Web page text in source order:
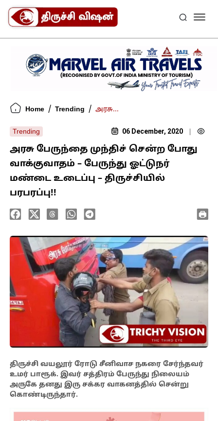
Home / Trending / அரசு...
Trending 06 December, 2020
அரசு பேருந்தை முந்திச் சென்ற போது
வாக்குவாதம் – பேருந்து ஓட்டுநர்
மண்டை உடைப்பு – திருச்சியில்
பரபரப்பு!!
திருச்சி வயலூர் ரோடு சீனிவாச நகரை சேர்ந்தவர்
உமர் பாரூக். இவர் சத்திரம் பேருந்து நிலையம்
அருகே தனது இரு சக்கர வாகனத்தில் சென்று
கொண்டிருந்தார்.